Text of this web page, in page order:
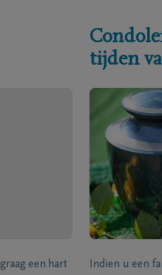
een hart
tijden
Indien u een